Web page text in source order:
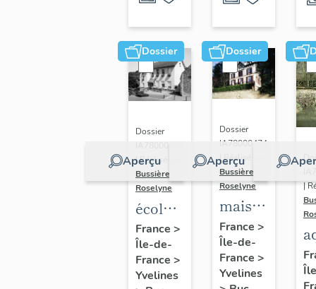
Dossier
Aperçu
Dossier
| Réalisé par
Bussière
Roselyne
école
primaire
de
filles,
France >
Île-de-
France >
Yvelines
Dossier
Aperçu
Dossier
IA78000474
| Réalisé par
Bussière
Roselyne
maison
dite
villa
Saint
Marie
France >
Île-de-
France >
Yvelines
|